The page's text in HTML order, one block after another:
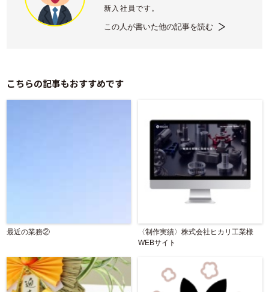
新入社員です。
この人が書いた他の記事を読む
こちらの記事もおすすめです
最近の業務②
〈制作実績〉株式会社ヒカリ工業様
WEBサイト